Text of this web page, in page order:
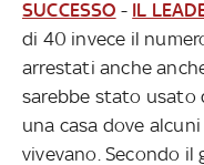
SUCCESSO - IL
di 40 invece il
arrestati anche
sarebbe stato usato
una casa dove
vivevano. Secondo il